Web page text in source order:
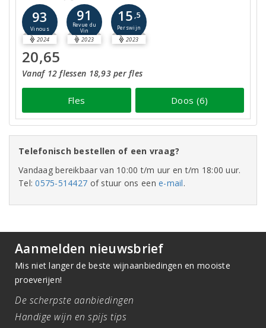
93
Vinous
2024
91
Revue du
Vin
2023
15 ,5
Perswijn
2023
20,65
Vanaf 12 flessen 18,93 per fles
Fles Doos (6)
Telefonisch bestellen of een vraag?
Vandaag bereikbaar van 10:00 t/m uur en t/m 18:00 uur.
Tel:0575-514427 of stuur ons eene-mail.
Aanmelden nieuwsbrief
Mis niet langer de beste wijnaanbiedingen en mooiste
proeverijen!
De scherpste aanbiedingen
Handige wijn en spijs tips